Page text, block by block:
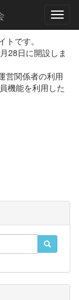
です。
28日に開設しま
営関係者の利用
機能を利用した